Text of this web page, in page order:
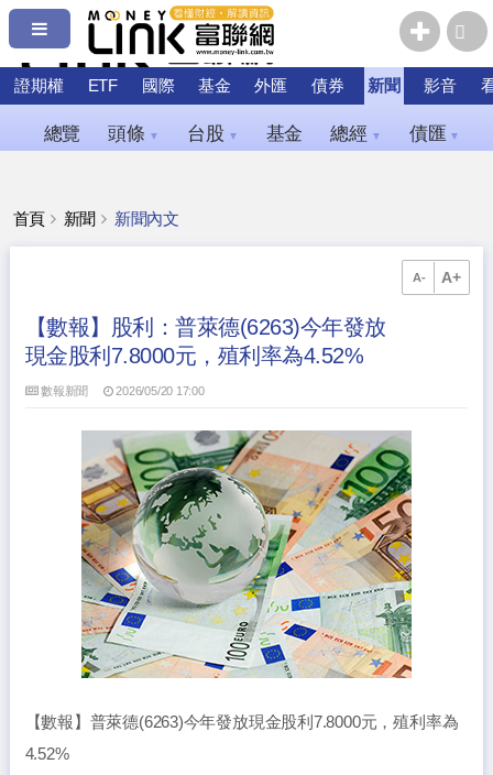
證期權 ETF 國際 基金 外匯 債券 新聞 影音
總覽 頭條 ▼ 台股 ▼ 基金 總經 ▼ 債匯 ▼
首頁 新聞 新聞內文
A- A+
【數報】股利：普萊德(6263)今年發放
現金股利7.8000元，殖利率為4.52%
數報新聞 2026/05/20 17:00
【數報】普萊德(6263)今年發放現金股利7.8000元，殖利率為
4.52%